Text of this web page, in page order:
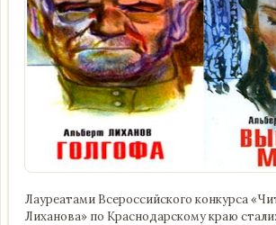
Лауреатами Всероссийского конкурса
Лиханова» по Краснодарскому краю стали: